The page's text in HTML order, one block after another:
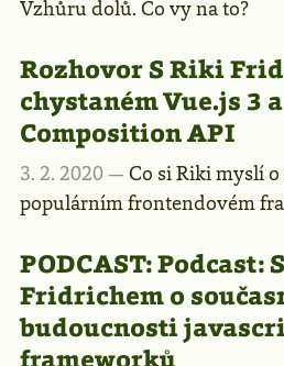
Vzhůru dolů. Co vy na to?
Rozhovor S Riki
chystaném Vue.js 3 a
Composition API
3. 2. 2020 — Co si Riki myslí
populárním frontendovém
PODCAST:Podcast:
Fridrichem o
budoucnosti
frameworků